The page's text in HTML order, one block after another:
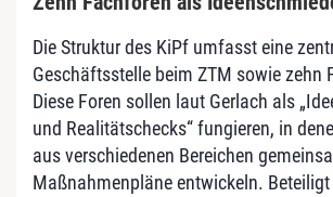
Die Struktur des KiPf umfasst eine
Geschäftsstelle beim ZTM sowie zehn
Diese Foren sollen laut Gerlach als
und Realitätschecks“ fungieren, in
aus verschiedenen Bereichen
Maßnahmenpläne entwickeln. Beteiligt